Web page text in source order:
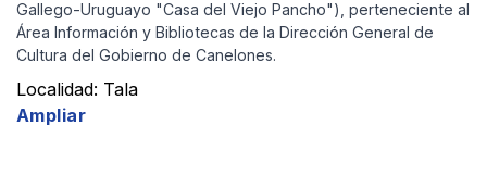
Gallego-Uruguayo "Casa del Viejo Pancho"), perteneciente al
Área Información y Bibliotecas de la Dirección General de
Cultura del Gobierno de Canelones.
Localidad: Tala
Ampliar